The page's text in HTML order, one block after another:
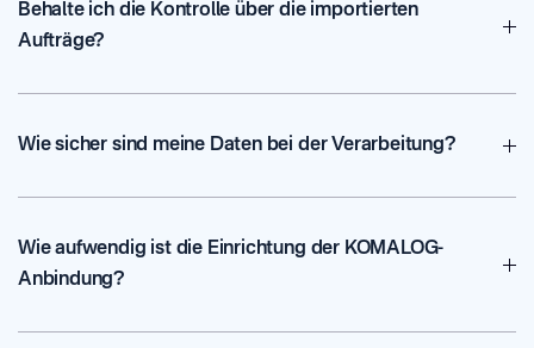
(z. B. einfache PDFs). Unsere Software fungiert als intelligenter
Konverter, der diese unstrukturierten Daten in den
Behalte ich die Kontrolle über die importierten
Aufträge?
Absolut. Wir setzen auf das „Human-in-the-Loop“-Prinzip.
und gegen Ihre Stammdaten validiert. Erst wenn ein Disponent
Wie sicher sind meine Daten bei der Verarbeitung?
Datensicherheit hat höchste Priorität. GM-DocuStream wird zu
deutschen Rechenzentren gehostet. Die Lösung ist vollständig
DSGVO-konform
Wie aufwendig ist die Einrichtung der KOMALOG-
Anbindung?
Die Implementierung ist dank des standardisierten BORD512-